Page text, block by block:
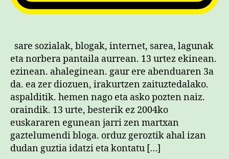
sare sozialak, blogak, internet, sarea, lagunak
eta norbera pantaila aurrean. 13 urtez ekinean.
ezinean. ahaleginean. gaur ere abenduaren 3a
da. ea zer diozuen, irakurtzen zaituztedalako.
aspalditik. hemen nago eta asko pozten naiz.
oraindik. 13 urte, besterik ez 2004ko
euskararen egunean jarri zen martxan
gaztelumendi bloga. orduz geroztik ahal izan
dudan guztia idatzi eta kontatu […]